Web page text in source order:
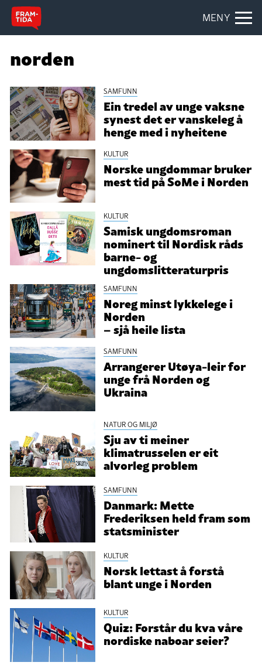
MENY
norden
SAMFUNN
Ein tredel av unge vaksne
synest det er vanskeleg å
henge med i nyheitene
KULTUR
Norske ungdommar bruker
mest tid på SoMe i Norden
KULTUR
Samisk ungdomsroman
nominert til Nordisk råds
barne- og
ungdomslitteraturpris
SAMFUNN
Noreg minst lykkelege i
Norden
– sjå heile lista
SAMFUNN
Arrangerer Utøya-leir for
unge frå Norden og
Ukraina
NATUR OG MILJØ
Sju av ti meiner
klimatrusselen er eit
alvorleg problem
SAMFUNN
Danmark: Mette
Frederiksen held fram som
statsminister
KULTUR
Norsk lettast å forstå
blant unge i Norden
KULTUR
Quiz: Forstår du kva våre
nordiske naboar seier?